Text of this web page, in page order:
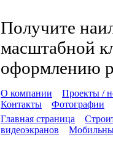
Получите
масштабной
оформлению
О компании
Проекты /
Контакты
Фотографии
Главная страница
видеоэкранов